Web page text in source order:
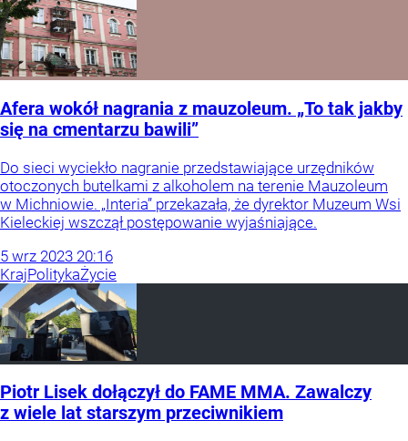
Afera wokół nagrania z mauzoleum. „To tak jakby
się na cmentarzu bawili”
Do sieci wyciekło nagranie przedstawiające urzędników
otoczonych butelkami z alkoholem na terenie Mauzoleum
w Michniowie. „Interia” przekazała, że dyrektor Muzeum Wsi
Kieleckiej wszczął postępowanie wyjaśniające.
5 wrz 2023 20:16
KrajPolitykaŻycie
Piotr Lisek dołączył do FAME MMA. Zawalczy
z wiele lat starszym przeciwnikiem